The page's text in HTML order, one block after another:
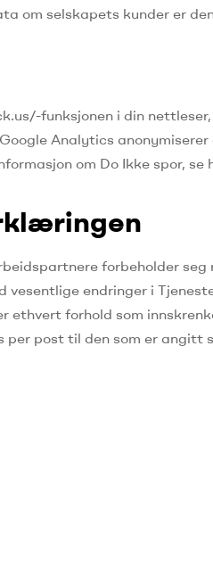
om selskapets kunder er
funksjonen i din
Analytics
om Do Ikke spor,
forbeholder
vesentlige endringer i
ethvert forhold som
per post til den som er